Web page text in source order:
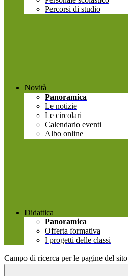
Percorsi di studio
Novità
Panoramica
Le notizie
Le circolari
Calendario eventi
Albo online
Didattica
Panoramica
Offerta formativa
I progetti delle classi
Campo di ricerca per le pagine del sito